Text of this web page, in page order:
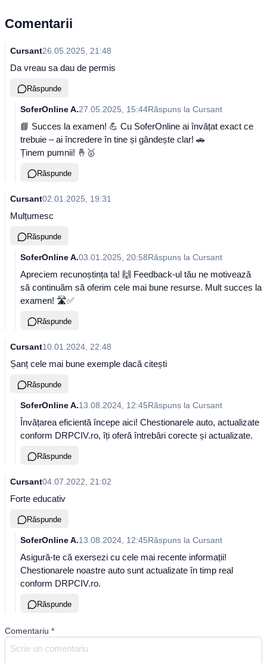
Comentarii
Cursant26.05.2025, 21:48
Da vreau sa dau de permis
Răspunde
SoferOnline A.27.05.2025, 15:44Răspuns la Cursant
📘 Succes la examen! 💪 Cu SoferOnline ai învățat exact ce
trebuie – ai încredere în tine și gândește clar! 🚗
Ținem pumnii! 🤞🥇
Răspunde
Cursant02.01.2025, 19:31
Mulțumesc
Răspunde
SoferOnline A.03.01.2025, 20:58Răspuns la Cursant
Apreciem recunoștința ta! 🙌 Feedback-ul tău ne motivează
să continuăm să oferim cele mai bune resurse. Mult succes la
examen! 🛣️✅
Răspunde
Cursant10.01.2024, 22:48
Șanț cele mai bune exemple dacă citești
Răspunde
SoferOnline A.13.08.2024, 12:45Răspuns la Cursant
Învățarea eficientă începe aici! Chestionarele auto, actualizate
conform DRPCIV.ro, îți oferă întrebări corecte și actualizate.
Răspunde
Cursant04.07.2022, 21:02
Forte educativ
Răspunde
SoferOnline A.13.08.2024, 12:45Răspuns la Cursant
Asigură-te că exersezi cu cele mai recente informații!
Chestionarele noastre auto sunt actualizate în timp real
conform DRPCIV.ro.
Răspunde
Comentariu *